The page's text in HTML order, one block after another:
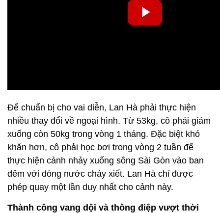
Để chuẩn bị cho vai diễn, Lan Hà phải thực hiện
nhiều thay đổi về ngoại hình. Từ 53kg, cô phải giảm
xuống còn 50kg trong vòng 1 tháng. Đặc biệt khó
khăn hơn, cô phải học bơi trong vòng 2 tuần để
thực hiện cảnh nhảy xuống sông Sài Gòn vào ban
đêm với dòng nước chảy xiết. Lan Hà chỉ được
phép quay một lần duy nhất cho cảnh này.
Thành công vang dội và thông điệp vượt thời